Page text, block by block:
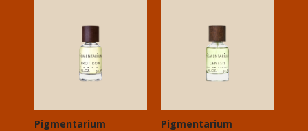
Pigmentarium Pigmentarium